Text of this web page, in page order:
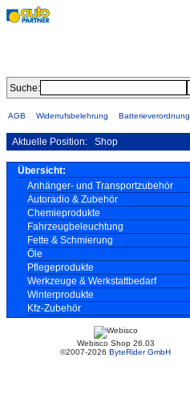
Suche:
AGB Widerrufsbelehrung Batterieverordnung
Aktuelle Position: Shop
Übersicht:
Anhänger- und Transportzubehör
Autoradio & Zubehör
Chemieprodukte
Fahrzeugbeleuchtung
Fette & Schmierung
Öle
Pflegeprodukte
Werkzeuge & Werkstattbedarf
Winterprodukte
Kfz-Zubehör
Webisco Shop 26.03
©2007-2026 ByteRider GmbH